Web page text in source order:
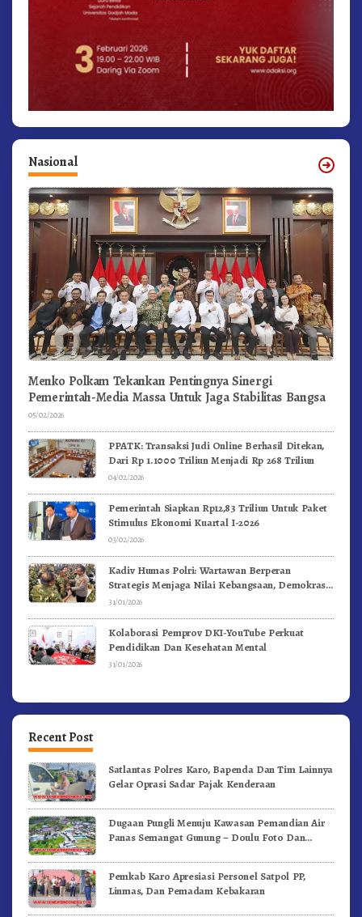
Nasional
Menko Polkam Tekankan Pentingnya Sinergi
Pemerintah-Media Massa Untuk Jaga Stabilitas Bangsa
05/02/2026
PPATK: Transaksi Judi Online Berhasil Ditekan,
Dari Rp 1.1000 Triliun Menjadi Rp 268 Triliun
04/02/2026
Pemerintah Siapkan Rp12,83 Triliun Untuk Paket
Stimulus Ekonomi Kuartal I-2026
03/02/2026
Kadiv Humas Polri: Wartawan Berperan
Strategis Menjaga Nilai Kebangsaan, Demokrasi,
dan NKRI
31/01/2026
Kolaborasi Pemprov DKI-YouTube Perkuat
Pendidikan Dan Kesehatan Mental
31/01/2026
Recent Post
Satlantas Polres Karo, Bapenda Dan Tim Lainnya
Gelar Oprasi Sadar Pajak Kenderaan
Dugaan Pungli Menuju Kawasan Pemandian Air
Panas Semangat Gunung – Doulu Foto Dan
Pemkab Karo Apresiasi Personel Satpol PP,
Linmas, Dan Pemadam Kebakaran